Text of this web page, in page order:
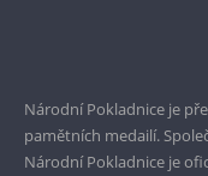
Garance nejvyšší
Pouze originální
Národní Pokladnice je
pamětních medailí.
Národní Pokladnice je